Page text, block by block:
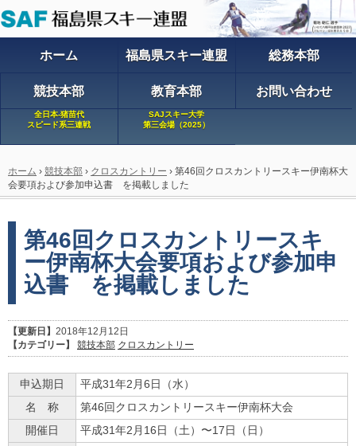
ホーム 福島県スキー連盟 総務本部
競技本部 教育本部 お問い合わせ
全日本-猪苗代
スピード系三連戦
SAJスキー大学
第三会場（2025）
ホーム › 競技本部 › クロスカントリー › 第46回クロスカントリースキー伊南杯大
会要項および参加申込書 を掲載しました
第46回クロスカントリースキ
ー伊南杯大会要項および参加申
込書 を掲載しました
【更新日】 2018年12月12日
【カテゴリー】
競技本部 クロスカントリー
申込期日
平成31年2月6日（水）
名 称
第46回クロスカントリースキー伊南杯大会
開催日
平成31年2月16日（土）〜17日（日）